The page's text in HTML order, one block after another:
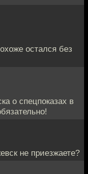
остался без
о спецпоказах в
не приезжаете?